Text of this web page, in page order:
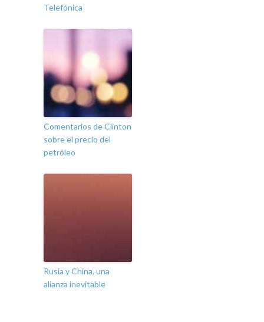
Telefónica
Comentarios de Clinton
sobre el precio del
petróleo
Rusia y China, una
alianza inevitable